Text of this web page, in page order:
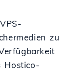
zu
Hostico-